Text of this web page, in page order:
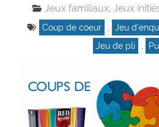
Jeux familiaux, Jeux
Coup de coeur , Jeu
Jeu de pli
,